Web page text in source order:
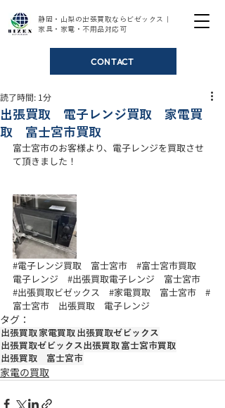
静岡・山梨の出張買取ならビゼックス｜
家具・家電・不用品対応可
CONTACT
出張買取 電子レンジ買取 家電買
取 富士宮市買取
読了時間: 1分
富士宮市のお客様より、電子レンジを買取させ
て頂きました！
#電子レンジ買取 富士宮市 #富士宮市買取
電子レンジ #出張買取電子レンジ 富士宮市
#出張買取ビゼックス
#家電買取 富士宮市 #
富士宮市 出張買取　電子レンジ
タグ：
出張買取 家電買取 出張買取ゼビックス
出張買取ゼビックス出張買取 富士宮市買取
出張買取 富士宮市
家電の買取